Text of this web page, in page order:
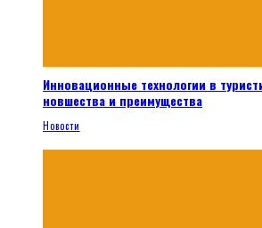
Инновационные технологии в
новшества и преимущества
Новости